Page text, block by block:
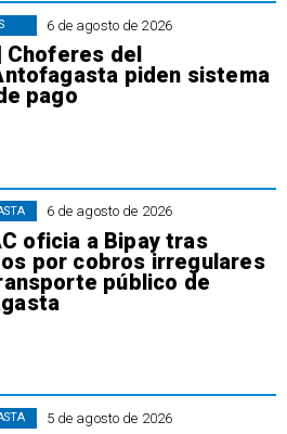
6 de agosto de 2026
Choferes del
piden sistema
pago
6 de agosto de 2026
oficia a Bipay tras
por cobros irregulares
público de
5 de agosto de 2026